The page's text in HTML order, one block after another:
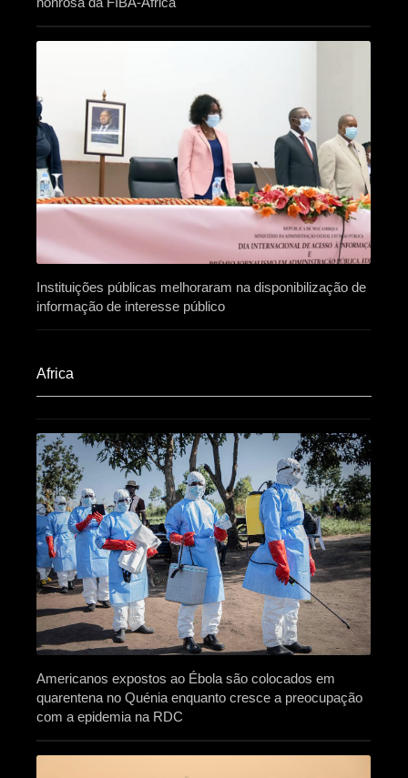
Instituições públicas melhoraram na disponibilização de
informação de interesse público
Africa​
Americanos expostos ao Ébola são colocados em
quarentena no Quénia enquanto cresce a preocupação
com a epidemia na RDC